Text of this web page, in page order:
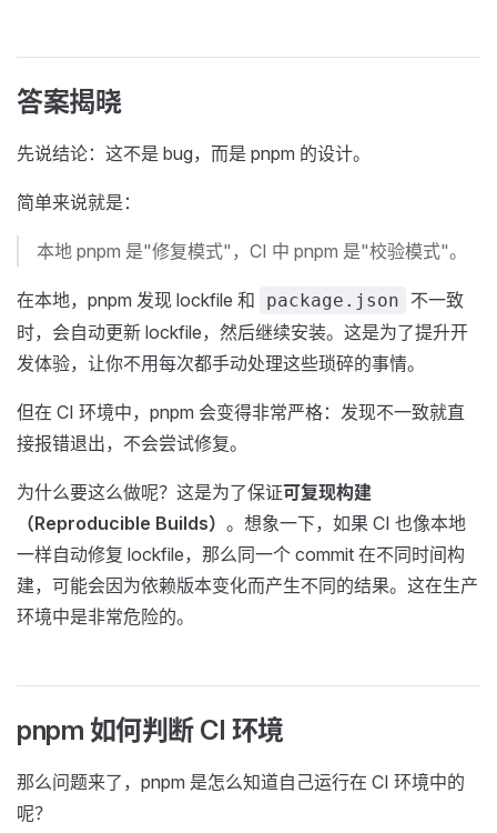
答案揭晓
先说结论：这不是 bug，而是 pnpm 的设计。
简单来说就是：
本地 pnpm 是"修复模式"，CI 中 pnpm 是"校验模式"。
在本地，pnpm 发现 lockfile 和 package.json
不一致
时，会自动更新 lockfile，然后继续安装。这是为了提升开
发体验，让你不用每次都手动处理这些琐碎的事情。
但在 CI 环境中，pnpm 会变得非常严格：发现不一致就直
接报错退出，不会尝试修复。
为什么要这么做呢？这是为了保证可复现构建
（Reproducible Builds） 。想象一下，如果 CI 也像本地
一样自动修复 lockfile，那么同一个 commit 在不同时间构
建，可能会因为依赖版本变化而产生不同的结果。这在生产
环境中是非常危险的。
pnpm 如何判断 CI 环境
那么问题来了，pnpm 是怎么知道自己运行在 CI 环境中的
呢？